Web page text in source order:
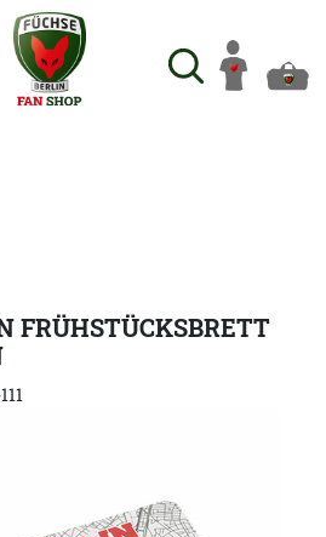
FRÜHSTÜCKSBRETT